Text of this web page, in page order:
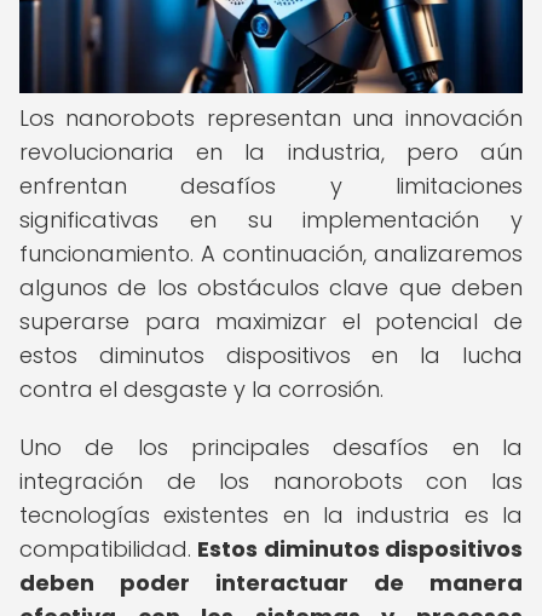
Los nanorobots representan una innovación
revolucionaria en la industria, pero aún
enfrentan desafíos y limitaciones
significativas en su implementación y
funcionamiento. A continuación, analizaremos
algunos de los obstáculos clave que deben
superarse para maximizar el potencial de
estos diminutos dispositivos en la lucha
contra el desgaste y la corrosión.
Uno de los principales desafíos en la
integración de los nanorobots con las
tecnologías existentes en la industria es la
compatibilidad. Estos diminutos dispositivos
deben poder interactuar de manera